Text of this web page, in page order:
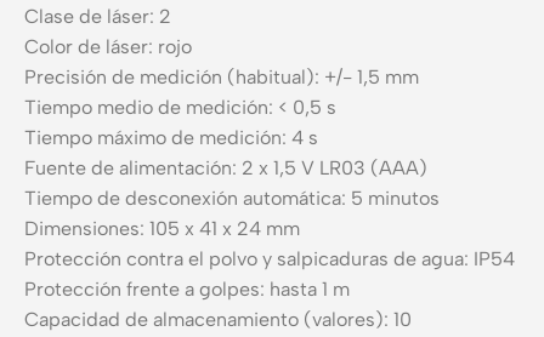
Clase de láser: 2
Color de láser: rojo
Precisión de medición (habitual): +/- 1,5 mm
Tiempo medio de medición: < 0,5 s
Tiempo máximo de medición: 4 s
Fuente de alimentación: 2 x 1,5 V LR03 (AAA)
Tiempo de desconexión automática: 5 minutos
Dimensiones: 105 x 41 x 24 mm
Protección contra el polvo y salpicaduras de agua: IP54
Protección frente a golpes: hasta 1 m
Capacidad de almacenamiento (valores): 10